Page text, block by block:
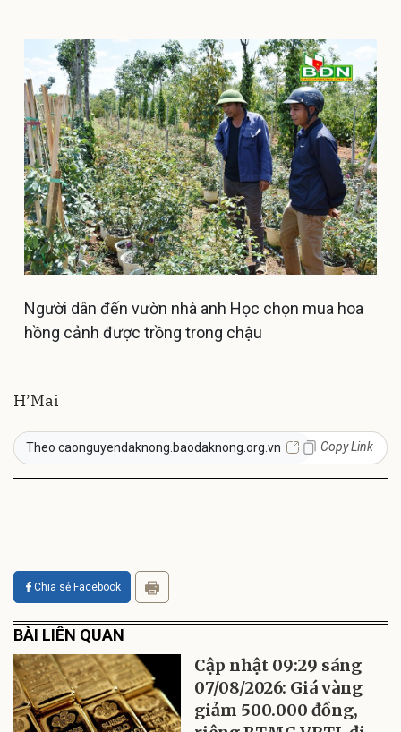
Người dân đến vườn nhà anh Học chọn mua hoa
hồng cảnh được trồng trong chậu
H’Mai
Theo caonguyendaknong.baodaknong.org.vn Copy Link
Chia sẻ Facebook
BÀI LIÊN QUAN
Cập nhật 09:29 sáng
07/08/2026: Giá vàng
giảm 500.000 đồng,